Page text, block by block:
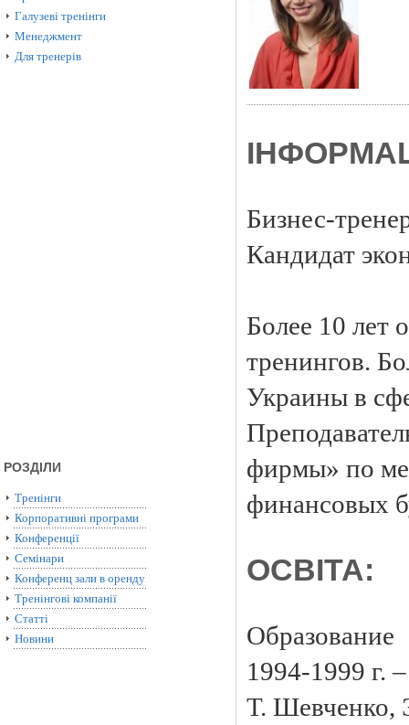
Галузеві тренінги
Менеджмент
Для тренерів
РОЗДІЛИ
Тренінги
Корпоративні програми
Конференції
Семінари
Конференц зали в оренду
Тренінгові компанії
Статті
Новини
Бизнес-
Кандидат
Более 10 лет
тренингов.
Украины в
фирмы» по
финансовых
ОСВІТА:
Образование
1994-1999 г.
Т. Шевченко,